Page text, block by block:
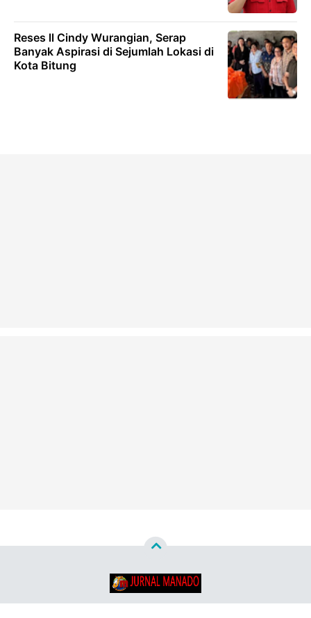
Reses ll Cindy Wurangian, Serap
Banyak Aspirasi di Sejumlah Lokasi di
Kota Bitung
Copyright ©2026Jurnal Manado - Santun & Terpercaya™